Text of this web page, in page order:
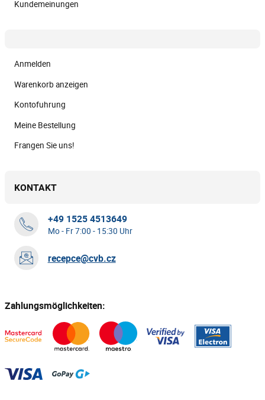
Kundemeinungen
Anmelden
Warenkorb anzeigen
Kontofuhrung
Meine Bestellung
Frangen Sie uns!
KONTAKT
+49 1525 4513649
Mo - Fr 7:00 - 15:30 Uhr
recepce@cvb.cz
Zahlungsmöglichkeiten: